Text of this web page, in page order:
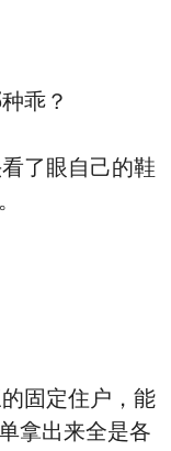
乖？
了眼自己的鞋
固定住户，能
拿出来全是各